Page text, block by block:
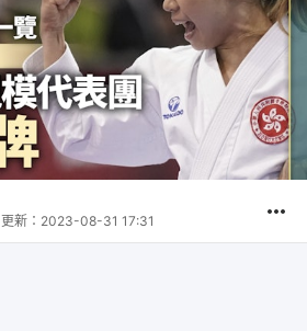
更新： 2023-08-31 17:31